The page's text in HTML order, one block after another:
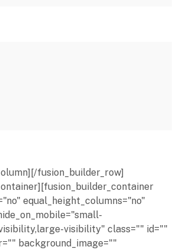
fusion_builder_row]
equal_height_columns="no"
visibility" class="" id=""
background_image=""